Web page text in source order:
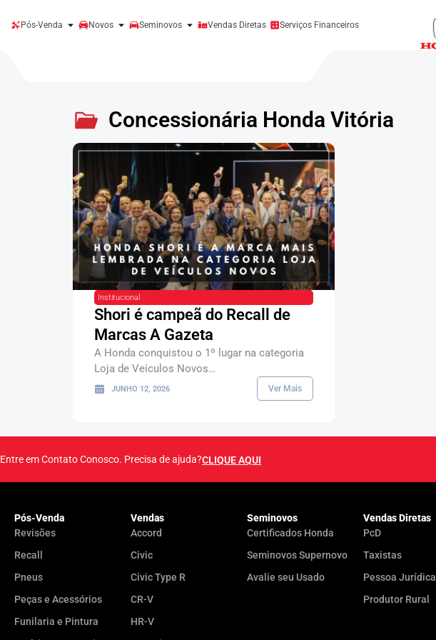
Pós-Venda Novos Seminovos Vendas Diretas Serviços Financeiros
Concessionária Honda Vitória
Institucional
Shori é campeã do Recall de
Marcas A Gazeta
A Honda conquistou o 1º lugar na categoria
Loja de Veículos Novos…
JUNHO 12, 2026 Ver Mais
Entre em Contato Conosco. Precisa de ajuda?CLIQUE AQUI
Pós-Venda
Revisões
Recall
Pneus
Peças e Acessórios
Funilaria e Pintura
Vendas
Accord
Civic
Civic Type R
CR-V
HR-V
Seminovos
Certificados Honda
Seminovos Supernovo
Avalie seu Usado
Vendas Diretas
PcD
Taxistas
Pessoa Jurídica
Produtor Rural